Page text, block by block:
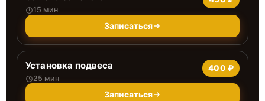
15 мин
Записаться
Установка подвеса
25 мин
400 ₽
Записаться